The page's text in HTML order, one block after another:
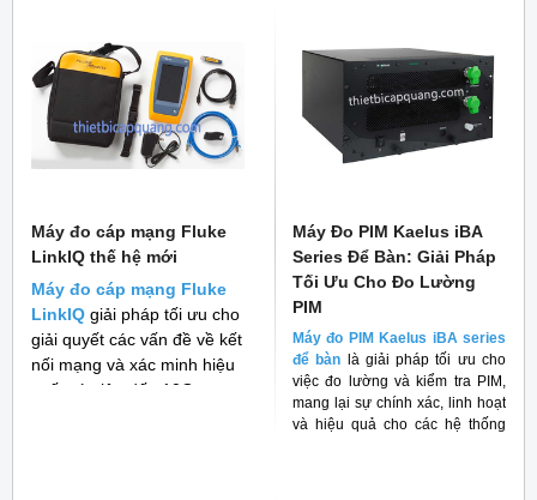
Máy đo cáp mạng Fluke
LinkIQ thế hệ mới
Máy đo cáp mạng Fluke
LinkIQ giải pháp tối ưu cho
giải quyết các vấn đề về kết
nối mạng và xác minh hiệu
suất cáp lên đến 10G
Máy Đo PIM Kaelus iBA
Series Để Bàn: Giải Pháp
Tối Ưu Cho Đo Lường
PIM
Máy đo PIM Kaelus iBA series
để bàn là giải pháp tối ưu cho
việc đo lường và kiểm tra PIM,
mang lại sự chính xác, linh hoạt
và hiệu quả cho các hệ thống